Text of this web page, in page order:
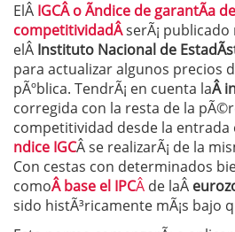
ElÂ IGCÂ o Ã­ndice de garantÃ­a
competitividadÂserÃ¡
elÂ Instituto Nacional de
para actualizar algunos precios
pÃºblica. TendrÃ¡ en cuenta laÂ
corregida con la resta de la
competitividad desde la entrada
ndice IGCÂ se realizarÃ¡ de la
Con cestas con determinados
comoÂ base el IPCÂ de laÂ
sido histÃ³ricamente mÃ¡s bajo